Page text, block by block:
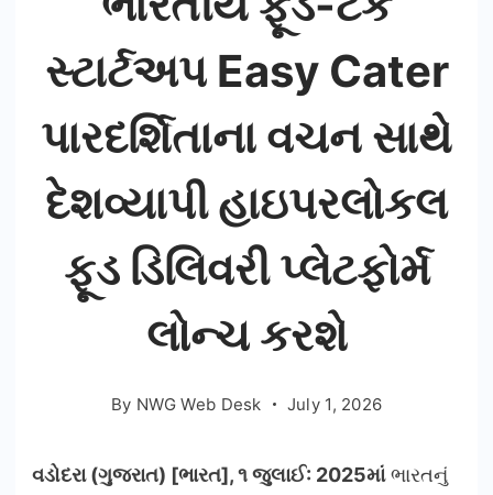
સ્ટાર્ટઅપ Easy Cater
પારદર્શિતાના વચન સાથે
દેશવ્યાપી હાઇપરલોકલ
ફૂડ ડિલિવરી પ્લેટફોર્મ
લોન્ચ કરશે
By NWG Web Desk July 1, 2026
વડોદરા (ગુજરાત) [ભારત], ૧ જુલાઈ: 2025માંભારતનું